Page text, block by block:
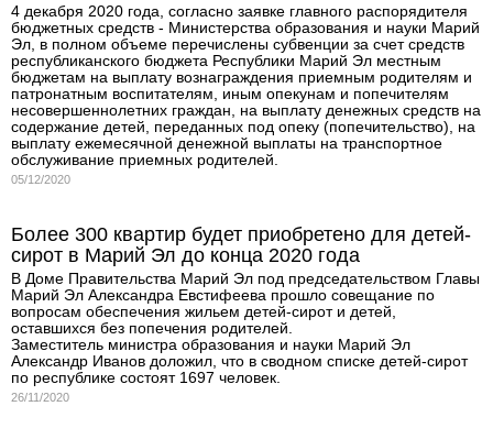
4 декабря 2020 года, согласно заявке главного распорядителя
бюджетных средств - Министерства образования и науки Марий
Эл, в полном объеме перечислены cубвенции за счет средств
республиканского бюджета Республики Марий Эл местным
бюджетам на выплату вознаграждения приемным родителям и
патронатным воспитателям, иным опекунам и попечителям
несовершеннолетних граждан, на выплату денежных средств на
содержание детей, переданных под опеку (попечительство), на
выплату ежемесячной денежной выплаты на транспортное
обслуживание приемных родителей.
05/12/2020
Более 300 квартир будет приобретено для детей-
сирот в Марий Эл до конца 2020 года
В Доме Правительства Марий Эл под председательством Главы
Марий Эл Александра Евстифеева прошло совещание по
вопросам обеспечения жильем детей-сирот и детей,
оставшихся без попечения родителей.
Заместитель министра образования и науки Марий Эл
Александр Иванов доложил, что в сводном списке детей-сирот
по республике состоят 1697 человек.
26/11/2020